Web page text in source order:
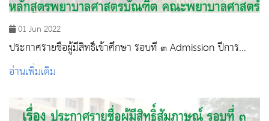
01 Jun 2022
ประกาศรายชื่อผู้มีสิทธิ์เข้าศึกษา รอบที่ ๓ Admission ปีการ
ศึกษา ๒๕๖๕
อ่านเพิ่มเติม